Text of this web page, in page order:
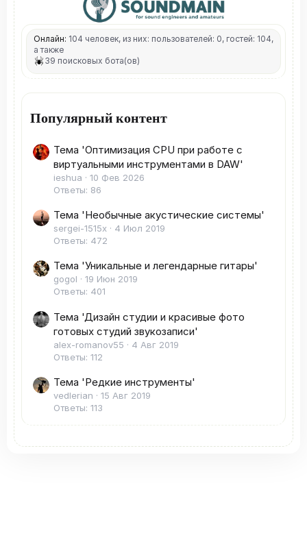
Онлайн: 104 человек, из них: пользователей: 0, гостей: 104,
а также
39 поисковых бота(ов)
Популярный контент
Тема 'Оптимизация CPU при работе с
виртуальными инструментами в DAW'
ieshua
10 Фев 2026
Ответы: 86
Тема 'Необычные акустические системы'
sergei-1515x
4 Июл 2019
Ответы: 472
Тема 'Уникальные и легендарные гитары'
gogol
19 Июн 2019
Ответы: 401
Тема 'Дизайн студии и красивые фото
готовых студий звукозаписи'
alex-romanov55
4 Авг 2019
Ответы: 112
Тема 'Редкие инструменты'
vedlerian
15 Авг 2019
Ответы: 113